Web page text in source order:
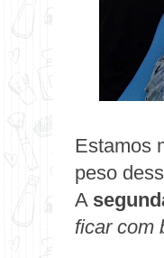
Estamos
peso
A
ficar com